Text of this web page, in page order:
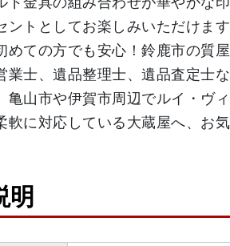
ントとしてお楽しみいただけま
めての方でも安心！鈴鹿市の質
業士、遺品整理士、遺品査定士
亀山市や伊賀市周辺でルイ・ヴ
軟に対応している大蔵屋へ、お
明